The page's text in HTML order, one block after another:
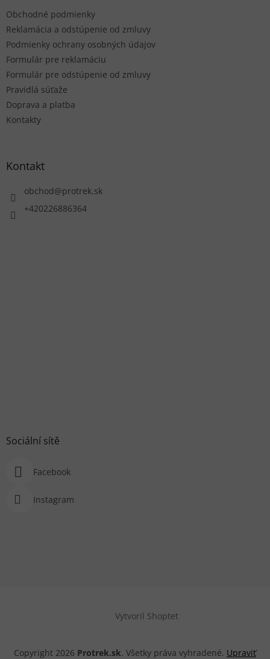
Obchodné podmienky
Reklamácia a odstúpenie od zmluvy
Podmienky ochrany osobných údajov
Formulár pre reklamáciu
Formulár pre odstúpenie od zmluvy
Pravidlá súťaže
Doprava a platba
Kontakty
Kontakt
obchod@protrek.sk
+420226886364
Sociální sítě
Facebook
Instagram
Vytvoril Shoptet
Copyright 2026 Protrek.sk. Všetky práva vyhradené. Upraviť